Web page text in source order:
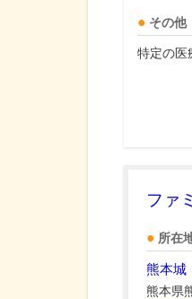
その他
特定の医
ファ
所在
熊本城
熊本県